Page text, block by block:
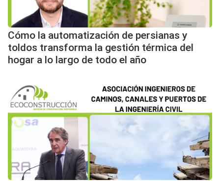
Cómo la automatización de persianas y
toldos transforma la gestión térmica del
hogar a lo largo de todo el año